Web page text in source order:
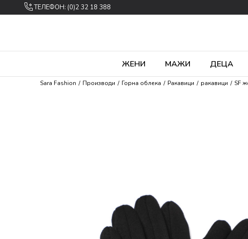
ТЕЛЕФОН: (0)2 32 18 388
ЖЕНИ МАЖИ ДЕЦА
Sara Fashion Производи Горна облека Ракавици ракавици SF